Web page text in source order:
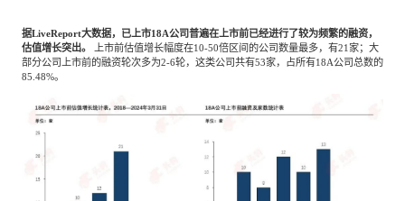
据LiveReport大数据，已上市18A公司普遍在上市前已经进行了较为频繁的融资，
估值增长突出。
上市前估值增长幅度在10-50倍区间的公司数量最多，有21家；大
部分公司上市前的融资轮次多为2-6轮，这类公司共有53家，占所有18A公司总数的
85.48%。